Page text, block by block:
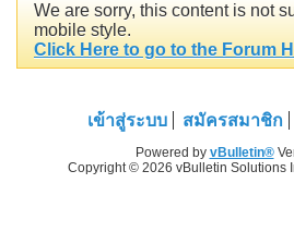
We are sorry, this content is not
mobile style.
Click Here to go to the Forum
เข้าสู่ระบบ สมัครสมาชิก
Powered by vBulletin®
Copyright © 2026 vBulletin Solutions